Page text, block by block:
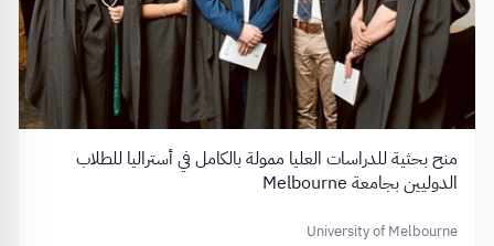
منح بحثية للدراسات العليا ممولة بالكامل في أستراليا للطلاب
الدوليين بجامعة Melbourne
University of Melbourne